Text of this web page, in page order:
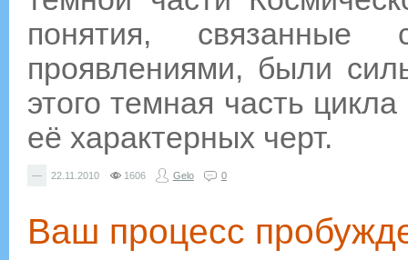
понятия,
проявлениями, были
этого темная часть
её характерных черт.
— 22.11.2010 1606 Gelo 0
Ваш процесс